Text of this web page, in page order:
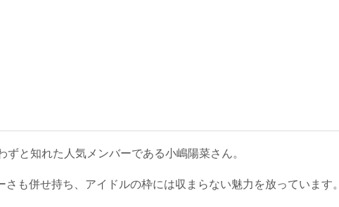
と知れた人気メンバーである小嶋陽菜さん。
も併せ持ち、アイドルの枠には収まらない魅力を放っています。